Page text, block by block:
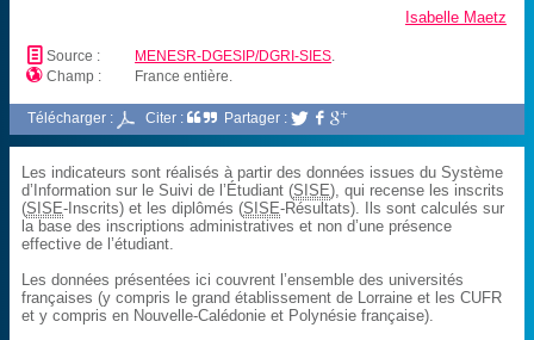
Isabelle Maetz
📄 Source : MENESR-DGESIP/DGRI-SIES.
 Champ : France entière.
Télécharger : Citer : Partager :  
Les indicateurs sont réalisés à partir des données issues du Système
d’Information sur le Suivi de l’Étudiant (SISE), qui recense les inscrits
(SISE-Inscrits) et les diplômés (SISE-Résultats). Ils sont calculés sur
la base des inscriptions administratives et non d’une présence
effective de l’étudiant.
Les données présentées ici couvrent l’ensemble des universités
françaises (y compris le grand établissement de Lorraine et les CUFR
et y compris en Nouvelle-Calédonie et Polynésie française).